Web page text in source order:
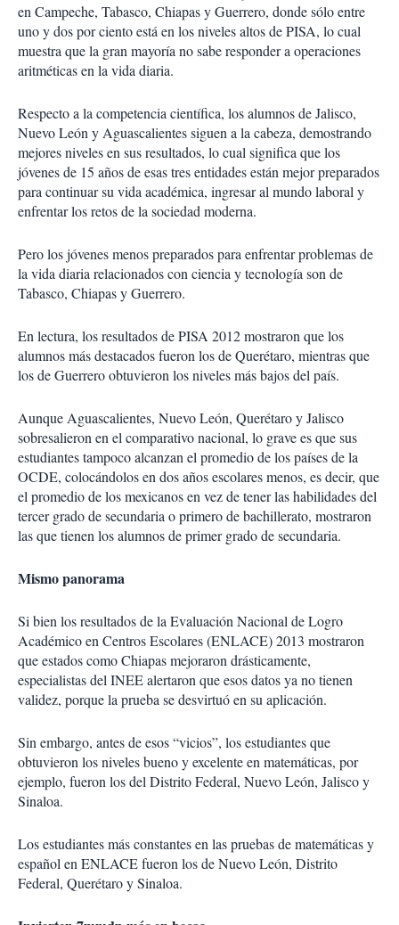
en Campeche, Tabasco, Chiapas y Guerrero, donde sólo entre
uno y dos por ciento está en los niveles altos de PISA, lo cual
muestra que la gran mayoría no sabe responder a operaciones
aritméticas en la vida diaria.
Respecto a la competencia científica, los alumnos de Jalisco,
Nuevo León y Aguascalientes siguen a la cabeza, demostrando
mejores niveles en sus resultados, lo cual significa que los
jóvenes de 15 años de esas tres entidades están mejor preparados
para continuar su vida académica, ingresar al mundo laboral y
enfrentar los retos de la sociedad moderna.
Pero los jóvenes menos preparados para enfrentar problemas de
la vida diaria relacionados con ciencia y tecnología son de
Tabasco, Chiapas y Guerrero.
En lectura, los resultados de PISA 2012 mostraron que los
alumnos más destacados fueron los de Querétaro, mientras que
los de Guerrero obtuvieron los niveles más bajos del país.
Aunque Aguascalientes, Nuevo León, Querétaro y Jalisco
sobresalieron en el comparativo nacional, lo grave es que sus
estudiantes tampoco alcanzan el promedio de los países de la
OCDE, colocándolos en dos años escolares menos, es decir, que
el promedio de los mexicanos en vez de tener las habilidades del
tercer grado de secundaria o primero de bachillerato, mostraron
las que tienen los alumnos de primer grado de secundaria.
Mismo panorama
Si bien los resultados de la Evaluación Nacional de Logro
Académico en Centros Escolares (ENLACE) 2013 mostraron
que estados como Chiapas mejoraron drásticamente,
especialistas del INEE alertaron que esos datos ya no tienen
validez, porque la prueba se desvirtuó en su aplicación.
Sin embargo, antes de esos “vicios”, los estudiantes que
obtuvieron los niveles bueno y excelente en matemáticas, por
ejemplo, fueron los del Distrito Federal, Nuevo León, Jalisco y
Sinaloa.
Los estudiantes más constantes en las pruebas de matemáticas y
español en ENLACE fueron los de Nuevo León, Distrito
Federal, Querétaro y Sinaloa.